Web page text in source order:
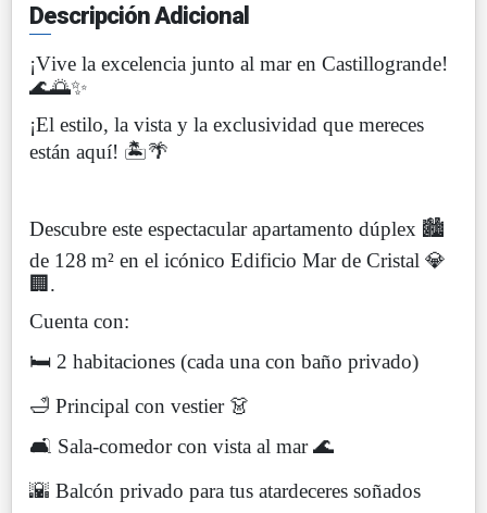
Descripción Adicional
¡Vive la excelencia junto al mar en Castillogrande!
🌊🌅✨
¡El estilo, la vista y la exclusividad que mereces
están aquí! 🏝️🌴
Descubre este espectacular apartamento dúplex 🏙️
de 128 m² en el icónico Edificio Mar de Cristal 💎
🏢.
Cuenta con:
🛏️ 2 habitaciones (cada una con baño privado)
🛁 Principal con vestier 👗
🛋️ Sala-comedor con vista al mar 🌊
🌇 Balcón privado para tus atardeceres soñados